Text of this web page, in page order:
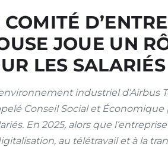
JOUE UN
LES
industriel d’Airbus
Conseil Social et Économique
En 2025, alors que
au télétravail et à la